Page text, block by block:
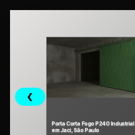
❮
Porta Corta Fogo P240 Industrial
em Jaci, São Paulo